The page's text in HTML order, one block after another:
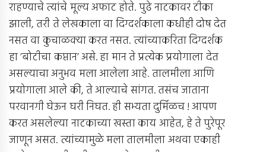
राहण्याचे त्यांचे मूल्य अफाट होते. पुढे नाटकावर टीका
झाली, तरी ते लेखकाला वा दिग्दर्शकाला कधीही दोष देत
नसत वा कुचाळक्या करत नसत. त्यांच्याकरिता दिग्दर्शक
हा ’बोटीचा कप्तान’ असे. हा मान ते प्रत्येक प्रयोगाला देत
असल्याचा अनुभव मला आलेला आहे. तालमीला आणि
प्रयोगाला आले की, ते आल्याचे सांगत. तसंच जाताना
परवानगी घेऊन घरी निघत. ही सभ्यता दुर्मिळच ! आपण
करत असलेल्या नाटकाच्या खस्ता काय आहेत, हे ते पुरेपूर
जाणून असत. त्यांच्यामुळे मला तालमीला अथवा एकाही